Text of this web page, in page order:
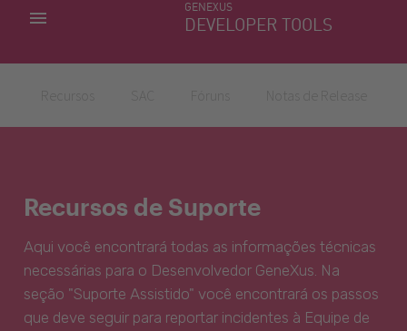
GENEXUS
DEVELOPER TOOLS
MINHAS APLICACÕES
Recursos de Suporte
Aqui você encontrará todas as informações técnicas
necessárias para o Desenvolvedor GeneXus. Na
seção "Suporte Assistido" você encontrará os passos
que deve seguir para reportar incidentes à Equipe de